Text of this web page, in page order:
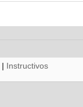
| Instructivos